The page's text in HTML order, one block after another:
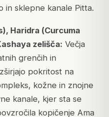
in sklepne kanale Pitta.
), Haridra (Curcuma
zelišča: Večja
grenčih in
pokritost na
kožne in znojne
kanale, kjer sta se
kopičenje Ama